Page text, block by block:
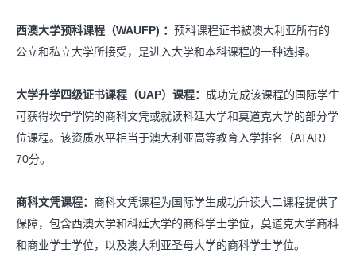
西澳大学预科课程（WAUFP) ： 预科课程证书被澳大利亚所有的
公立和私立大学所接受，是进入大学和本科课程的一种选择。
大学升学四级证书课程（UAP）课程： 成功完成该课程的国际学生
可获得坎宁学院的商科文凭或就读科廷大学和莫道克大学的部分学
位课程。该资质水平相当于澳大利亚高等教育入学排名（ATAR）
70分。
商科文凭课程： 商科文凭课程为国际学生成功升读大二课程提供了
保障，包含西澳大学和科廷大学的商科学士学位，莫道克大学商科
和商业学士学位，以及澳大利亚圣母大学的商科学士学位。